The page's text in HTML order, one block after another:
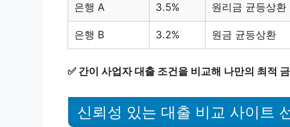
은행 A 3.5% 원리금 균등상환
은행 B 3.2% 원금 균등상환
✅ 간이 사업자 대출 조건을 비교해 나만의 최적
신뢰성 있는 대출 비교 사이트